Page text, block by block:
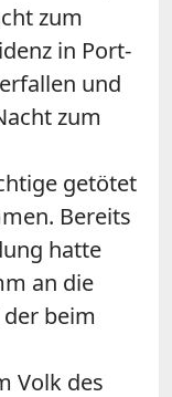
zum
in Port-
und
zum
getötet
Bereits
hatte
an die
beim
Volk des